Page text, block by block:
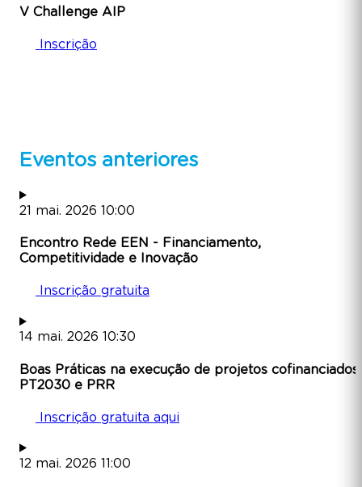
V Challenge AIP
Inscrição
Eventos anteriores
21 mai. 2026 10:00
Encontro Rede EEN - Financiamento,
Competitividade e Inovação
Inscrição gratuita
14 mai. 2026 10:30
Boas Práticas na execução de projetos cofinanciados
PT2030 e PRR
Inscrição gratuita aqui
12 mai. 2026 11:00